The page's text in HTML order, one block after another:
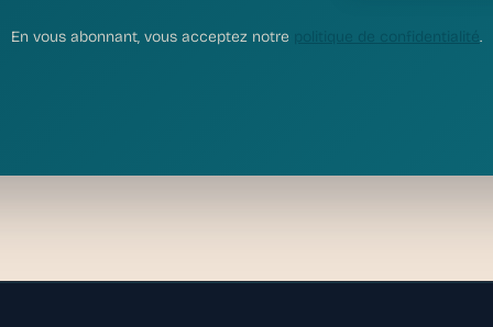
En vous abonnant, vous acceptez notre politique de confidentialité.